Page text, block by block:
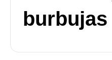
burbujas